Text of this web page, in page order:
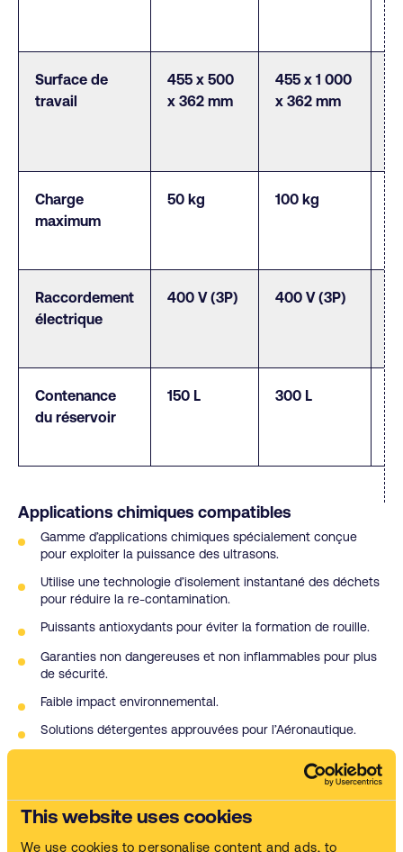
This website uses cookies
We use cookies to personalise content and ads, to
Surface de
travail
455 x 500
x 362 mm
455 x 1 000
x 362 mm
Charge
maximum
50 kg 100 kg
Raccordement
électrique
400 V (3P) 400 V (3P)
Contenance
du réservoir
150 L 300 L
Applications chimiques compatibles
Gamme d’applications chimiques spécialement conçue
pour exploiter la puissance des ultrasons.
Utilise une technologie d’isolement instantané des déchets
pour réduire la re-contamination.
Puissants antioxydants pour éviter la formation de rouille.
Garanties non dangereuses et non inflammables pour plus
de sécurité.
Faible impact environnemental.
Solutions détergentes approuvées pour l’Aéronautique.
Notre service "Clé en main"